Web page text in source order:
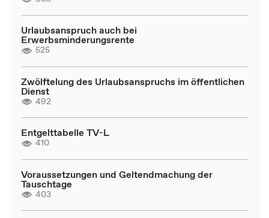
Urlaubsanspruch auch bei
Erwerbsminderungsrente
525
Zwölftelung des Urlaubsanspruchs im öffentlichen
Dienst
492
Entgelttabelle TV-L
410
Voraussetzungen und Geltendmachung der
Tauschtage
403